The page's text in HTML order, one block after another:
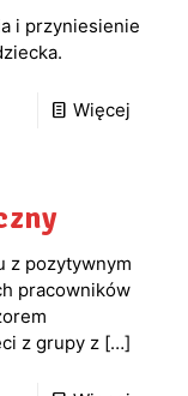
i przyniesienie
Więcej
z pozytywnym
pracowników
z grupy z […]